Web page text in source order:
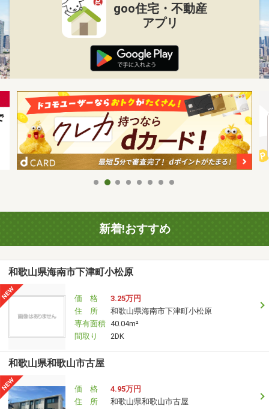
goo住宅・不動産
アプリ
新着!おすすめ
和歌山県海南市下津町小松原
価 格
3.25万円
住 所
和歌山県海南市下津町小松原
専有面積 40.04m²
間取り
2DK
和歌山県和歌山市古屋
価 格
4.95万円
住 所
和歌山県和歌山市古屋